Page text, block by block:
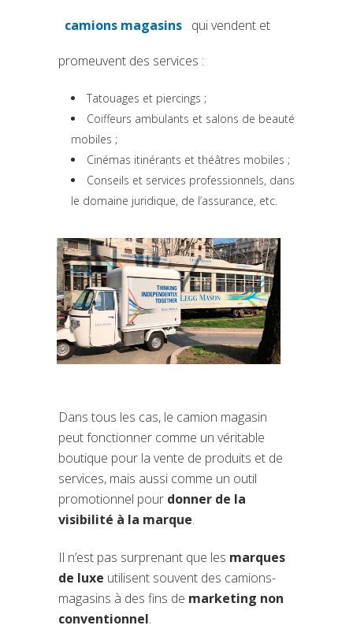
camions magasins
(si apre in una nuova scheda)
qui vendent et
promeuvent des services :
Tatouages et piercings ;
Coiffeurs ambulants et salons de beauté
mobiles ;
Cinémas itinérants et théâtres mobiles ;
Conseils et services professionnels, dans
le domaine juridique, de l’assurance, etc.
Dans tous les cas, le camion magasin
peut fonctionner comme un véritable
boutique pour la vente de produits et de
services, mais aussi comme un outil
promotionnel pour donner de la
visibilité à la marque.
Il n’est pas surprenant que les marques
de luxe utilisent souvent des camions-
magasins à des fins de marketing non
conventionnel.